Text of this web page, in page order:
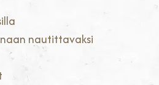
nautittavaksi